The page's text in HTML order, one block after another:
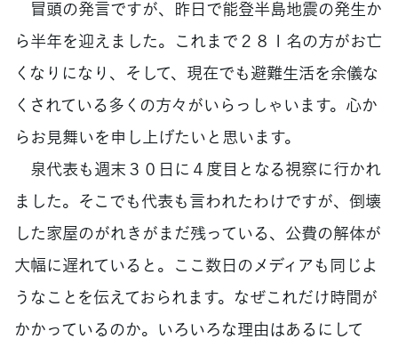
冒頭の発言ですが、昨日で能登半島地震の発生か
ら半年を迎えました。これまで２８１名の方がお亡
くなりになり、そして、現在でも避難生活を余儀な
くされている多くの方々がいらっしゃいます。心か
らお見舞いを申し上げたいと思います。
泉代表も週末３０日に４度目となる視察に行かれ
ました。そこでも代表も言われたわけですが、倒壊
した家屋のがれきがまだ残っている、公費の解体が
大幅に遅れていると。ここ数日のメディアも同じよ
うなことを伝えておられます。なぜこれだけ時間が
かかっているのか。いろいろな理由はあるにして